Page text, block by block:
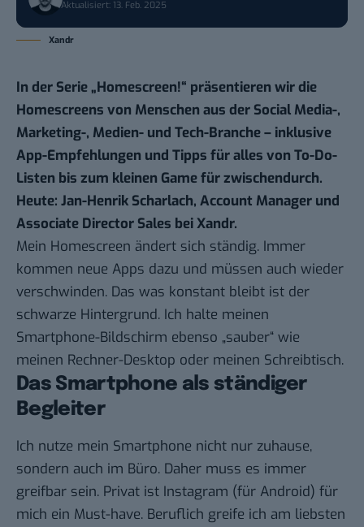
Aktualisiert: 13. Feb. 2025
Xandr
In der Serie „Homescreen!“ präsentieren wir die
Homescreens von Menschen aus der Social Media-,
Marketing-, Medien- und Tech-Branche – inklusive
App-Empfehlungen und Tipps für alles von To-Do-
Listen bis zum kleinen Game für zwischendurch.
Heute: Jan-Henrik Scharlach, Account Manager und
Associate Director Sales beiXandr.
Mein Homescreen ändert sich ständig. Immer
kommen neue Apps dazu und müssen auch wieder
verschwinden. Das was konstant bleibt ist der
schwarze Hintergrund. Ich halte meinen
Smartphone-Bildschirm ebenso „sauber“ wie
meinen Rechner-Desktop oder meinen Schreibtisch.
Das Smartphone als ständiger
Begleiter
Ich nutze mein Smartphone nicht nur zuhause,
sondern auch im Büro. Daher muss es immer
greifbar sein. Privat ist Instagram (für Android) für
mich ein Must-have. Beruflich greife ich am liebsten